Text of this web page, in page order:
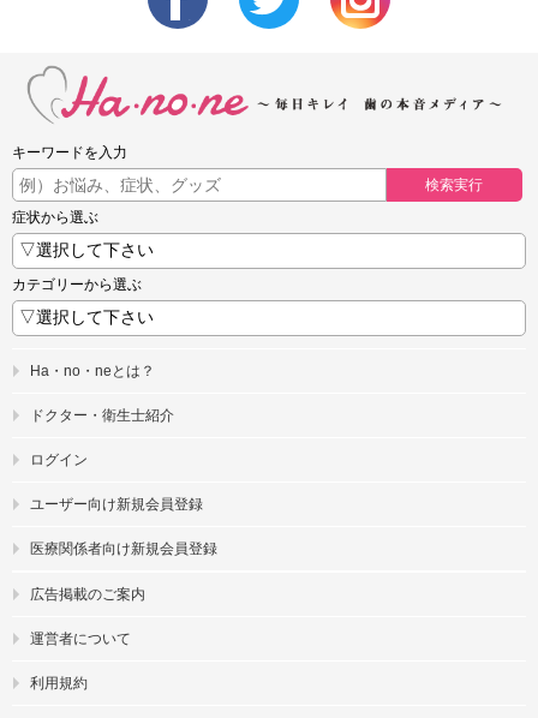
キーワードを入力
検索実行
症状から選ぶ
カテゴリーから選ぶ
Ha・no・neとは？
ドクター・衛生士紹介
ログイン
ユーザー向け新規会員登録
医療関係者向け新規会員登録
広告掲載のご案内
運営者について
利用規約